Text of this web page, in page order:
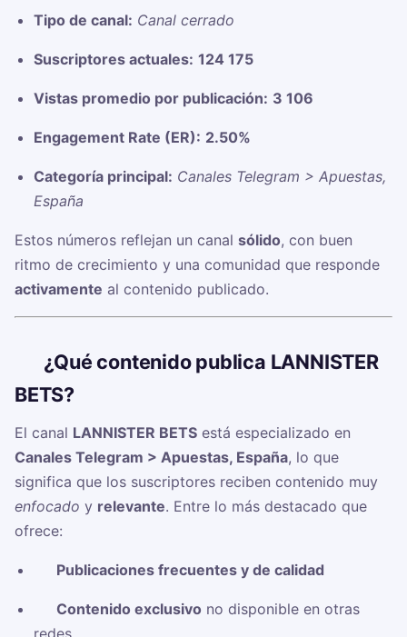
Tipo de canal: Canal cerrado
Suscriptores actuales: 124 175
Vistas promedio por publicación: 3 106
Engagement Rate (ER): 2.50%
Categoría principal: Canales Telegram > Apuestas,
España
Estos números reflejan un canal sólido, con buen
ritmo de crecimiento y una comunidad que responde
activamente al contenido publicado.
¿Qué contenido publica LANNISTER
BETS?
El canal LANNISTER BETS está especializado en
Canales Telegram > Apuestas, España, lo que
significa que los suscriptores reciben contenido muy
enfocado y relevante. Entre lo más destacado que
ofrece:
Publicaciones frecuentes y de calidad
Contenido exclusivo no disponible en otras